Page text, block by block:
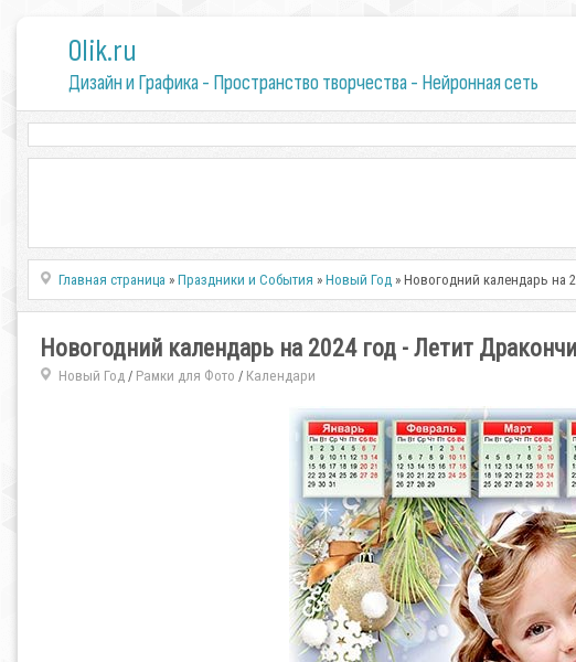
0lik.ru
Дизайн и Графика - Пространство творчества - Нейронная сеть
Главная страница »Праздники и События »Новый Год » Новогодний календарь на
Новогодний календарь на 2024 год - Летит
Новый Год/ Рамки для Фото / Календари